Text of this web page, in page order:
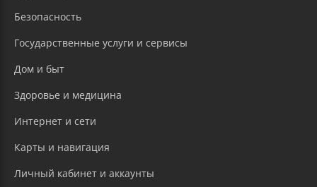
Безопасность
Государственные услуги и сервисы
Дом и быт
Здоровье и медицина
Интернет и сети
Карты и навигация
Личный кабинет и аккаунты